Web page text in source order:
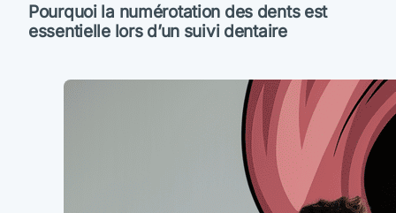
Pourquoi la numérotation des dents est
essentielle lors d’un suivi dentaire